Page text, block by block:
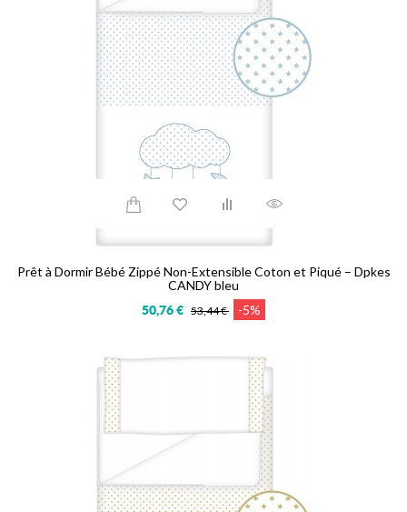
Prêt à Dormir Bébé Zippé Non-Extensible Coton et Piqué – Dpkes
CANDY bleu
50,76 € 53,44 € -5%